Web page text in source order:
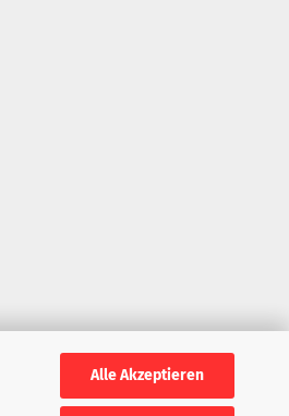
Alle Akzeptieren